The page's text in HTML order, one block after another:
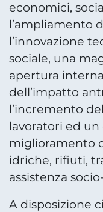
economici,
l’ampliamento
l’innovazione
sociale, una
apertura
dell’impatto
l’incremento
lavoratori ed
miglioramento
idriche, rifiuti,
assistenza
A disposizione